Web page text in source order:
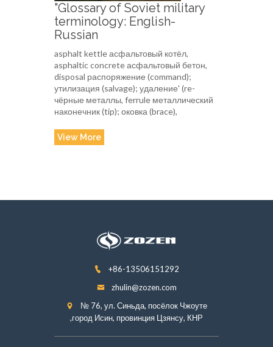
"Glossary of Soviet military
terminology: English-
Russian
asphalt kettle асфальтовый котёл,
asphaltic concrete асфальтовый бетон,
disposal распоряжение (command);
утилизация (salvage); удаление' (re-
чёрные металлы, ferrule металлический
наконечник (tip); оковка (brace),
View More
+86-13506151292
zhulin@zozen.com
№ 76, ул. Синьда, посёлок Чжоуте
,город Исин, провинция Цзянсу, КНР